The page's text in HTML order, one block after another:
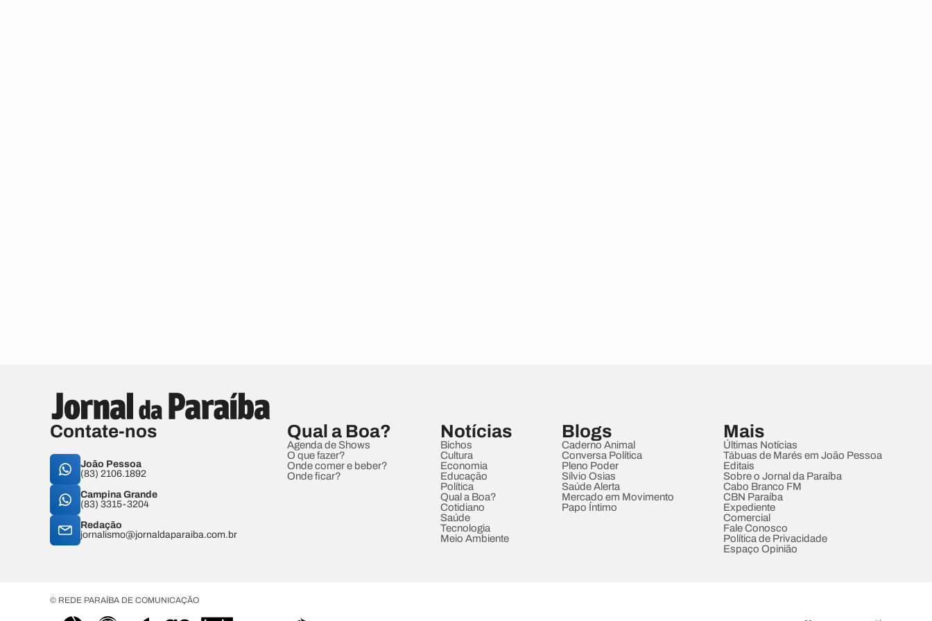
Contate-nos
João Pessoa
(83) 2106.1892
Campina Grande
(83) 3315-3204
Redação
jornalismo@jornaldaparaiba.com.br
Qual a Boa?
Agenda de Shows
O que fazer?
Onde comer e beber?
Onde ficar?
Notícias
Bichos
Cultura
Economia
Educação
Política
Qual a Boa?
Cotidiano
Saúde
Tecnologia
Meio Ambiente
Blogs
Caderno Animal
Conversa Política
Pleno Poder
Sílvio Osias
Saúde Alerta
Mercado em Movimento
Papo Íntimo
Mais
Últimas Notícias
Tábuas de Marés em João Pessoa
Editais
Sobre o Jornal da Paraíba
Cabo Branco FM
CBN Paraíba
Expediente
Comercial
Fale Conosco
Política de Privacidade
Espaço Opinião
© REDE PARAÍBA DE COMUNICAÇÃO